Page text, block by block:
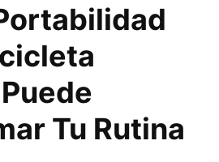
Tu Rutina